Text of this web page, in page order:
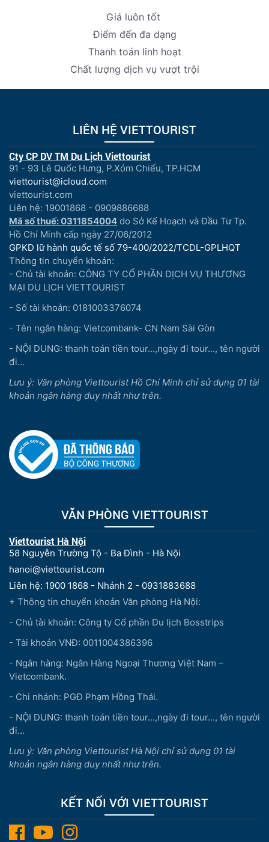
Giá luôn tốt
Điểm đến đa dạng
Thanh toán linh hoạt
Chất lượng dịch vụ vượt trội
LIÊN HỆ VIETTOURIST
Cty CP DV TM Du Lịch Viettourist
91 - 93 Lê Quốc Hưng, P.Xóm Chiếu, TP.HCM
viettourist@icloud.com
viettourist.com
Liên hệ: 19001868 - 0909886688
Mã số thuế: 0311854004 do Sở Kế Hoạch và Đầu Tư Tp.
Hồ Chí Minh cấp ngày 27/06/2012
GPKD lữ hành quốc tế số 79-400/2022/TCDL-GPLHQT
Thông tin chuyển khoản:
- Chủ tài khoản: CÔNG TY CỔ PHẦN DỊCH VỤ THƯƠNG
MẠI DU LỊCH VIETTOURIST
- Số tài khoản: 0181003376074
- Tên ngân hàng: Vietcombank- CN Nam Sài Gòn
- NỘI DUNG: thanh toán tiền tour...,ngày đi tour..., tên người
đi...
Lưu ý: Văn phòng Viettourist Hồ Chí Minh chỉ sử dụng 01 tài
khoản ngân hàng duy nhất như trên.
VĂN PHÒNG VIETTOURIST
Viettourist Hà Nội
58 Nguyễn Trường Tộ - Ba Đình - Hà Nội
hanoi@viettourist.com
Liên hệ: 1900 1868 - Nhánh 2 - 0931883688
+ Thông tin chuyển khoản Văn phòng Hà Nội:
- Chủ tài khoản: Công ty Cổ phần Du lịch Bosstrips
- Tài khoản VNĐ: 0011004386396
- Ngân hàng: Ngân Hàng Ngoại Thương Việt Nam –
Vietcombank.
- Chi nhánh: PGĐ Phạm Hồng Thái.
- NỘI DUNG: thanh toán tiền tour...,ngày đi tour..., tên người
đi...
Lưu ý: Văn phòng Viettourist Hà Nội chỉ sử dụng 01 tài
khoản ngân hàng duy nhất như trên.
KẾT NỐI VỚI VIETTOURIST